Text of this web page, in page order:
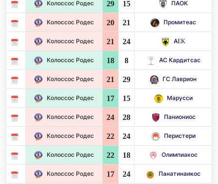
Колоссос Родес 29 15 ПАОК
Колоссос Родес 20 21 Промитеас
Колоссос Родес 21 24 AEK
Колоссос Родес 18 8 АС Кардитсас
Колоссос Родес 21 29 ГС Лаврион
Колоссос Родес 17 15 Марусси
Колоссос Родес 24 28 Паниониос
Колоссос Родес 22 24 Перистери
Колоссос Родес 22 18 Олимпиакос
Колоссос Родес 17 24 Панатинаикос